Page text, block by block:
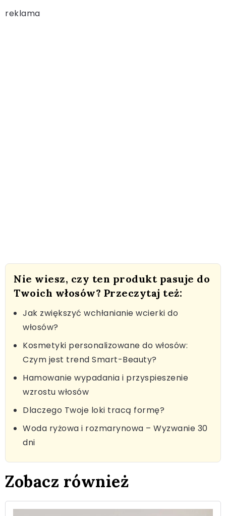
reklama
Nie wiesz, czy ten produkt pasuje do
Twoich włosów? Przeczytaj też:
Jak zwiększyć wchłanianie wcierki do
włosów?
Kosmetyki personalizowane do włosów:
Czym jest trend Smart-Beauty?
Hamowanie wypadania i przyspieszenie
wzrostu włosów
Dlaczego Twoje loki tracą formę?
Woda ryżowa i rozmarynowa – Wyzwanie 30
dni
Zobacz również